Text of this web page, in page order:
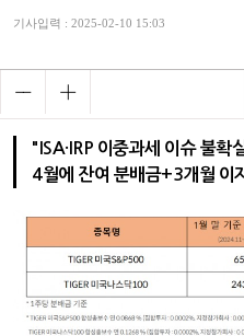
기사입력 : 2025-02-10 15:03
"ISA·IRP 이중과세 이슈 불확
4월에 잔여 분배금+3개월 이